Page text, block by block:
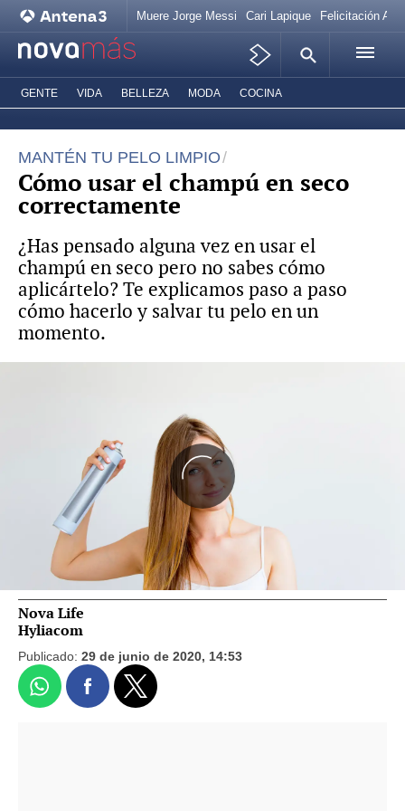
Muere Jorge Messi Cari Lapique Felicitación
GENTE VIDA BELLEZA MODA COCINA
MANTÉN TU PELO LIMPIO
Cómo usar el champú en seco
correctamente
¿Has pensado alguna vez en usar el
champú en seco pero no sabes cómo
aplicártelo? Te explicamos paso a paso
cómo hacerlo y salvar tu pelo en un
momento.
Nova Life
Hyliacom
Publicado: 29 de junio de 2020, 14:53